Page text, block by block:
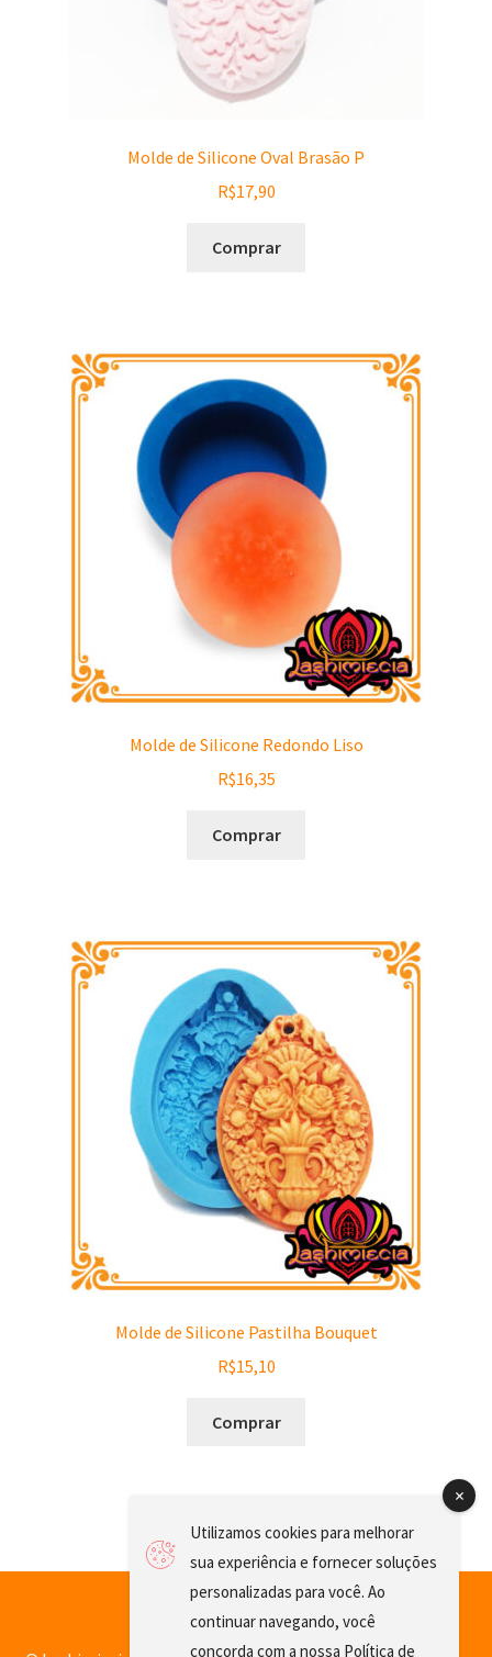
Molde de Silicone Oval Brasão P
R$17,90
Comprar
Molde de Silicone Redondo Liso
R$16,35
Comprar
Molde de Silicone Pastilha Bouquet
R$15,10
Comprar
Utilizamos cookies para melhorar
sua experiência e fornecer soluções
personalizadas para você. Ao
continuar navegando, você
concorda com a nossa Política de